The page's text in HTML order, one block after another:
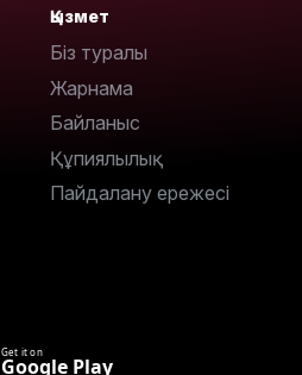
Қызмет
Біз туралы
Жарнама
Байланыс
Құпиялылық
Пайдалану ережесі
Get it on
Google Play